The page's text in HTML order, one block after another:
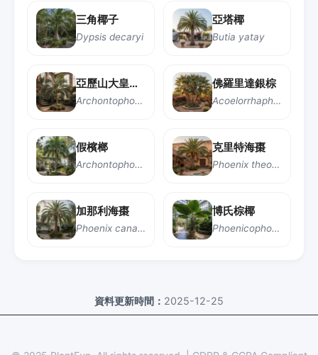
三角椰子
Dypsis decaryi
亞塔椰
Butia yatay
亞歷山大皇后椰子
Archontophoenix alexandrae
佛羅里達銀棕
Acoelorrhaphe wrightii
假檳榔
Archontophoenix cunninghamiana
克里特海棗
Phoenix theophrasti
加那利海棗
Phoenix canariensis
博氏棕椰
Phoenicophorium borsigianum
資料更新時間： 2025-12-25